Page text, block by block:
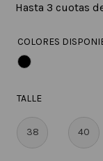
Hasta 3 cuotas
COLORES
TALLE
38 40